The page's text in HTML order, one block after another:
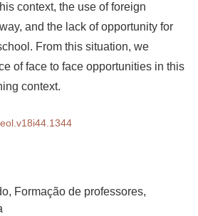
Formação de professores,
context, the use of foreign
and the lack of opportunity for
From this situation, we
of face to face opportunities in this
context.